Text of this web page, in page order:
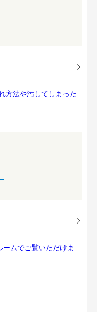
方法や汚してしまった
ムでご覧いただけま